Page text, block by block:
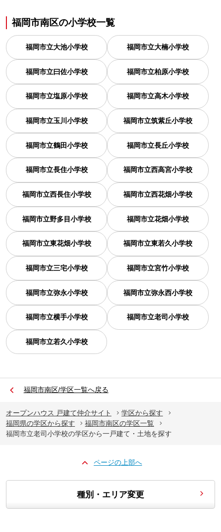
福岡市南区の小学校一覧
福岡市立大池小学校 福岡市立大楠小学校
福岡市立曰佐小学校 福岡市立柏原小学校
福岡市立塩原小学校 福岡市立高木小学校
福岡市立玉川小学校 福岡市立筑紫丘小学校
福岡市立鶴田小学校 福岡市立長丘小学校
福岡市立長住小学校 福岡市立西高宮小学校
福岡市立西長住小学校 福岡市立西花畑小学校
福岡市立野多目小学校 福岡市立花畑小学校
福岡市立東花畑小学校 福岡市立東若久小学校
福岡市立三宅小学校 福岡市立宮竹小学校
福岡市立弥永小学校 福岡市立弥永西小学校
福岡市立横手小学校 福岡市立老司小学校
福岡市立若久小学校
福岡市南区/学区一覧へ戻る
オープンハウス 戸建て仲介サイト
学区から探す
福岡県の学区から探す
福岡市南区の学区一覧
福岡市立老司小学校の学区から一戸建て・土地を探す
ページの上部へ
種別・エリア変更